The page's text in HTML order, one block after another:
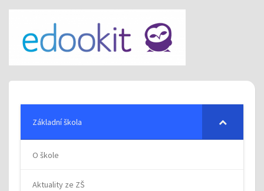
Základní škola
O škole
Aktuality ze ZŠ